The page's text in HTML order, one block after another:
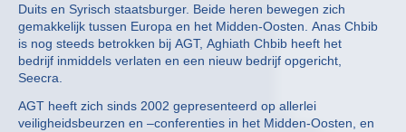
Duits en Syrisch staatsburger. Beide heren bewegen zich
gemakkelijk tussen Europa en het Midden-Oosten. Anas Chbib
is nog steeds betrokken bij AGT, Aghiath Chbib heeft het
bedrijf inmiddels verlaten en een nieuw bedrijf opgericht,
Seecra.
AGT heeft zich sinds 2002 gepresenteerd op allerlei
veiligheidsbeurzen en –conferenties in het Midden-Oosten, en